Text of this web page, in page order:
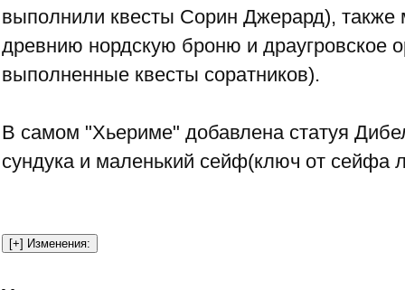
выполнили квесты Сорин Джерард), также
древнию нордскую броню и драугровское
выполненные квесты соратников).
В самом "Хьериме" добавлена статуя
сундука и маленький сейф(ключ от сейфа